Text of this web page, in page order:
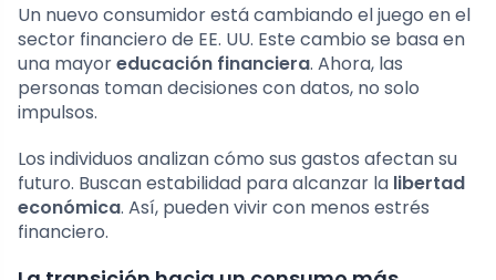
Un nuevo consumidor está cambiando el juego en el
sector financiero de EE. UU. Este cambio se basa en
una mayoreducación financiera. Ahora, las
personas toman decisiones con datos, no solo
impulsos.
Los individuos analizan cómo sus gastos afectan su
futuro. Buscan estabilidad para alcanzar la libertad
económica. Así, pueden vivir con menos estrés
financiero.